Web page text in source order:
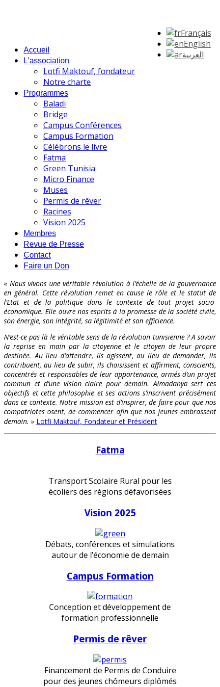
Français
English
العربية
Accueil
L’association
Lotfi Maktouf, fondateur
Notre charte
Programmes
Baladi
Bridge
Campus Conférences
Campus Formation
Célébrons le livre
Fatma
Green Tunisia
Micro Finance
Muses
Permis de rêver
Racines
Vision 2025
Membres
Revue de Presse
Contact
Faire un Don
« Nous vivons une véritable révolution à l’échelle de la gouvernance
en général. Cette révolution remet en cause le rôle et le statut de
l’Etat et de la politique dans le contexte de tout projet socio-
économique. Elle ouvre nos esprits à la promesse de la société civile,
son énergie, son intégrité, sa légitimité et son efficience.
N’est-ce pas là le véritable sens de la révolution tunisienne ? A savoir
la reprise en main par la citoyenne et le citoyen de leur propre
destinée. Au lieu d’attendre, ils agissent, au lieu de demander, ils
contribuent, au lieu de subir, ils choisissent et affirment, conscients,
concentrés et responsables de leur appartenance, armés d’un projet
commun et d’une vision claire pour demain. Almadanya sert ces
objectifs et cette philosophie et ses actions s’inscrivent précisément
dans ce contexte. Notre mission est d’inspirer, de faire pour que nos
compatriotes osent, de commencer afin que nos jeunes embrassent
demain. » Lotfi Maktouf, Fondateur et Président
Fatma
Transport Scolaire Rural pour les
écoliers des régions défavorisées
Vision 2025
Débats, conférences et simulations
autour de l’économie de demain
Campus Formation
Conception et développement de
formation professionnelle
Permis de rêver
Financement de Permis de Conduire
pour des jeunes chômeurs diplômés